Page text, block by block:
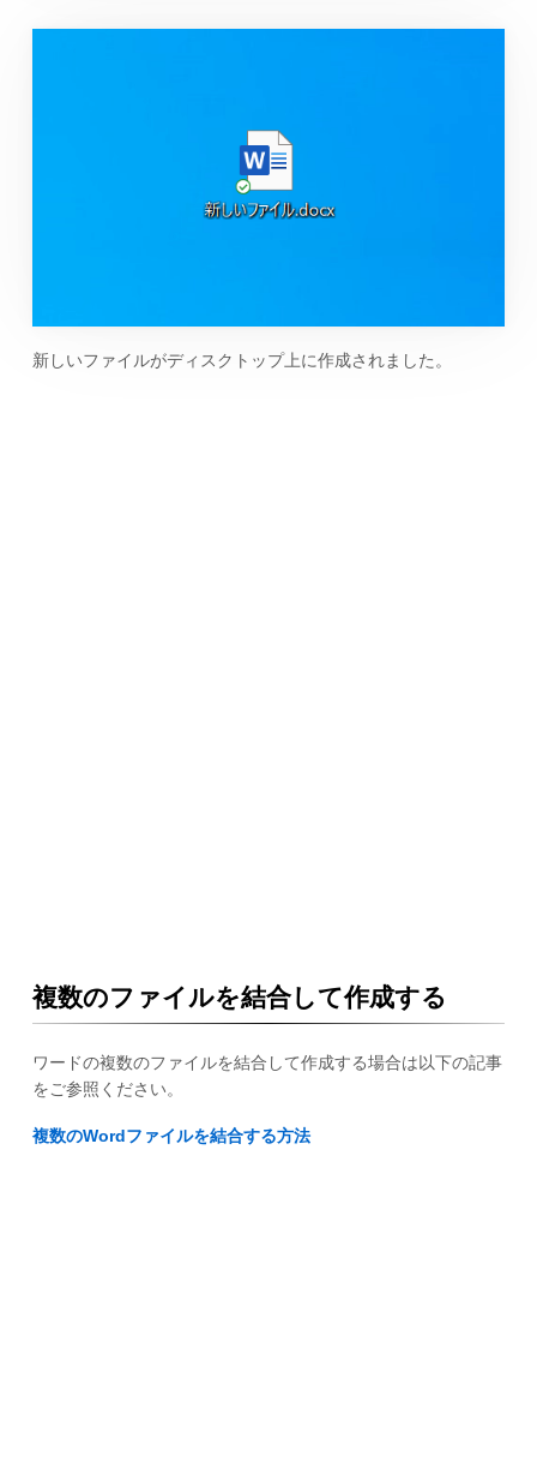
新しいファイルがディスクトップ上に作成されました。
複数のファイルを結合して作成する
ワードの複数のファイルを結合して作成する場合は以下の記事
をご参照ください。
複数のWordファイルを結合する方法